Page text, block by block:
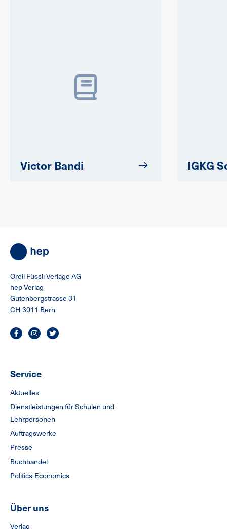
Victor Bandi IGKG
Orell Füssli Verlage AG
hep Verlag
Gutenbergstrasse 31
CH-3011 Bern
Service
Aktuelles
Dienstleistungen für Schulen und
Lehrpersonen
Auftragswerke
Presse
Buchhandel
Politics-Economics
Über uns
Verlag